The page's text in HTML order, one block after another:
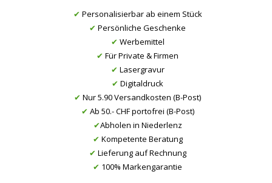
✔ Personalisierbar ab einem Stück
✔ Persönliche Geschenke
✔ Werbemittel
✔ Für Private & Firmen
✔ Lasergravur
✔ Digitaldruck
✔ Nur 5.90 Versandkosten (B-Post)
✔ Ab 50.- CHF portofrei (B-Post)
✔Abholen in Niederlenz
✔ Kompetente Beratung
✔ Lieferung auf Rechnung
✔ 100% Markengarantie